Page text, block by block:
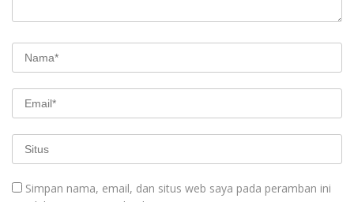
Simpan nama, email, dan situs web saya pada peramban ini